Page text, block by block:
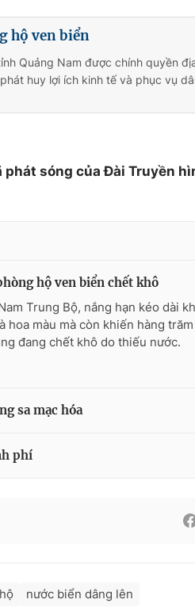
hộ ven biển
Quảng Nam được chính quyền
huy lợi ích kinh tế và phục vụ
sóng của Đài Truyền
hộ ven biển chết khô
Trung Bộ, nắng hạn kéo dài
hoa màu mà còn khiến hàng
đang chết khô do thiếu nước.
sa mạc hóa
phí
nước biển dâng lên